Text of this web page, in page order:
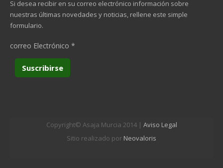
Si desea recibir en su correo electrónico información sobre
nuestras últimas novedades y noticias, rellene este simple
formulario.
correo Electrónico *
Copyright© Asaja Murcia 2014 | Aviso Legal
Sitio realizado por Neovaloris